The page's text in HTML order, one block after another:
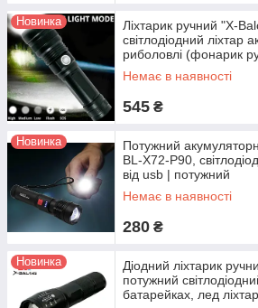
Новинка
Ліхтарик ручний "X-
світлодіодний ліхтар
риболовлі (фонарик
Немає в наявності
545 ₴
Новинка
Потужний
BL-X72-P90,
від usb | потужний
Немає в наявності
280 ₴
Новинка
Діодний ліхтарик
потужний
батарейках, лед